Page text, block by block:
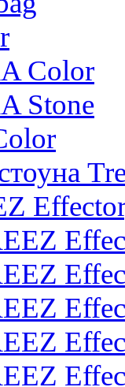
Color
Stone